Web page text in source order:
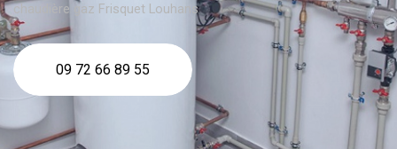
chaudière gaz Frisquet Louhans
09 72 66 89 55